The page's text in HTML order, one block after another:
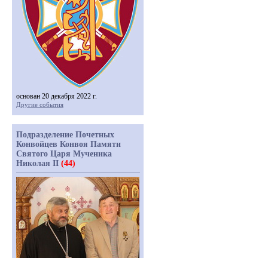
основан 20 декабря 2022 г.
Другие события
Подразделение Почетных
Конвойцев Конвоя Памяти
Святого Царя Мученика
Николая II (44)